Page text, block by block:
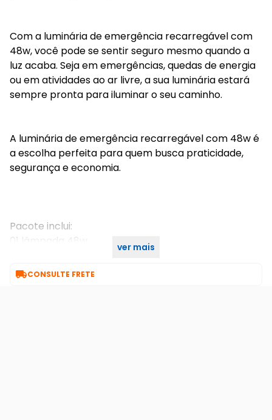
Com a luminária de emergência recarregável com
48w, você pode se sentir seguro mesmo quando a
luz acaba. Seja em emergências, quedas de energia
ou em atividades ao ar livre, a sua luminária estará
sempre pronta para iluminar o seu caminho.
A luminária de emergência recarregável com 48w é
a escolha perfeita para quem busca praticidade,
segurança e economia.
Pacote inclui:
01 lâmpada 48w.
ver mais
CONSULTE FRETE